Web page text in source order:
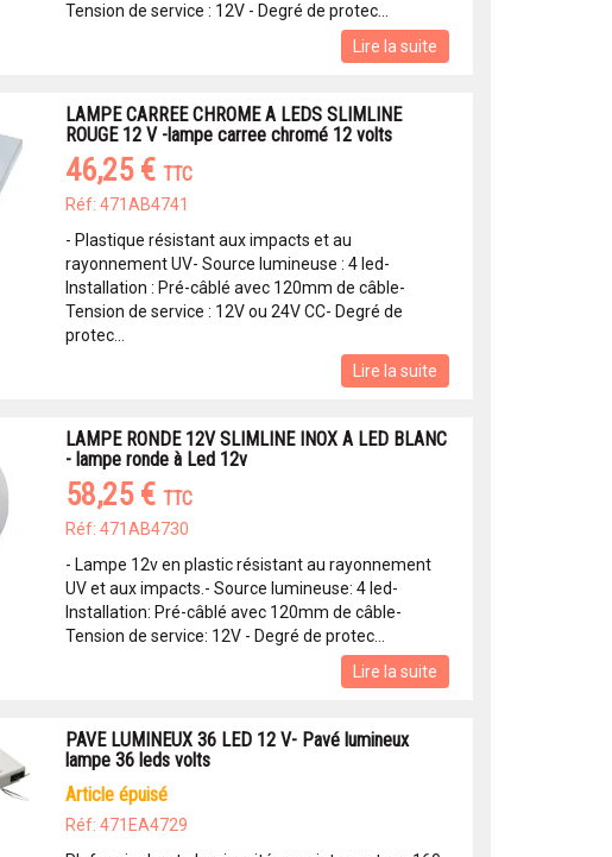
Tension de service : 12V - Degré de protec...
Lire la suite
LAMPE CARREE CHROME A LEDS SLIMLINE
ROUGE 12 V -lampe carree chromé 12 volts
46,25 € TTC
Réf: 471AB4741
- Plastique résistant aux impacts et au
rayonnement UV- Source lumineuse : 4 led-
Installation : Pré-câblé avec 120mm de câble-
Tension de service : 12V ou 24V CC- Degré de
protec...
Lire la suite
LAMPE RONDE 12V SLIMLINE INOX A LED BLANC
- lampe ronde à Led 12v
58,25 € TTC
Réf: 471AB4730
- Lampe 12v en plastic résistant au rayonnement
UV et aux impacts.- Source lumineuse: 4 led-
Installation: Pré-câblé avec 120mm de câble-
Tension de service: 12V - Degré de protec...
Lire la suite
PAVE LUMINEUX 36 LED 12 V- Pavé lumineux
lampe 36 leds volts
article épuisé
Réf: 471EA4729